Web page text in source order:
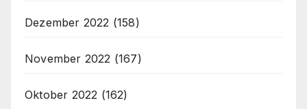
Dezember 2022 (158)
November 2022 (167)
Oktober 2022 (162)